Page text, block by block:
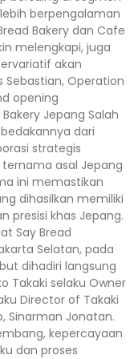
berpengalaman
Bakery dan Cafe
melengkapi, juga
akan
Sebastian, Operation
opening
Jepang Salah
dari
strategis
asal Jepang
ini memastikan
dihasilkan memiliki
presisi khas Jepang.
Say Bread
Selatan, pada
dihadiri langsung
Takaki selaku Owner
Director of Takaki
Sinarman Jonatan.
kepercayaan
dan proses